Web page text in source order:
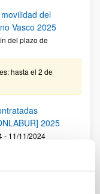
del
Vasco 2025
del plazo de
hasta el 2 de
2025
- 11/11/2024